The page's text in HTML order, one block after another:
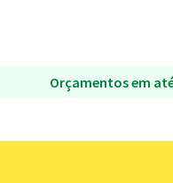
Orçamentos em